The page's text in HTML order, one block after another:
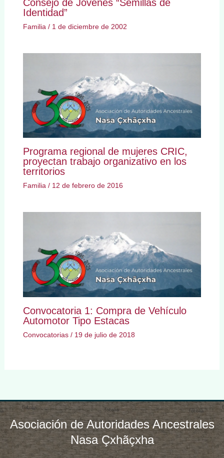
Consejo de Jóvenes “Semillas de
Identidad”
Familia/ 1 de diciembre de 2002
Programa regional de mujeres CRIC,
proyectan trabajo organizativo en los
territorios
Familia/ 12 de febrero de 2016
Convocatoria 1: Compra de Vehículo
Automotor Tipo Estacas
Convocatorias/ 19 de julio de 2018
Asociación de Autoridades Ancestrales
Nasa Çxhãçxha